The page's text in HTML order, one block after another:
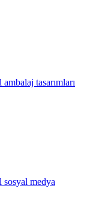
tasarımları
sosyal medya